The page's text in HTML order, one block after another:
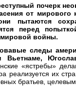
почерк
от
пытаются
перед
мировой войны.
следы
Вьетнаме,
«ястребы»
реализуется их
братьев,